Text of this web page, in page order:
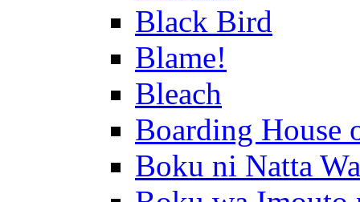
Black Bird
Blame!
Bleach
Boarding House
Boku ni Natta